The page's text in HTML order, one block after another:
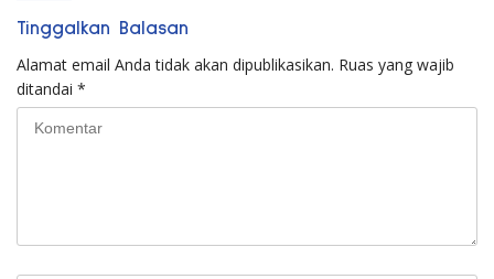
Tinggalkan Balasan
Alamat email Anda tidak akan dipublikasikan. Ruas yang wajib
ditandai *